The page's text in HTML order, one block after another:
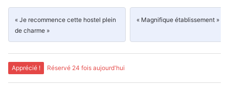
« Je recommence cette hostel plein
de charme »
« Magnifique établissement »
Apprécié ! Réservé 24 fois aujourd'hui